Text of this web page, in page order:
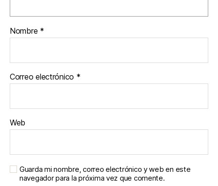
Nombre *
Correo electrónico *
Web
Guarda mi nombre, correo electrónico y web en este
navegador para la próxima vez que comente.